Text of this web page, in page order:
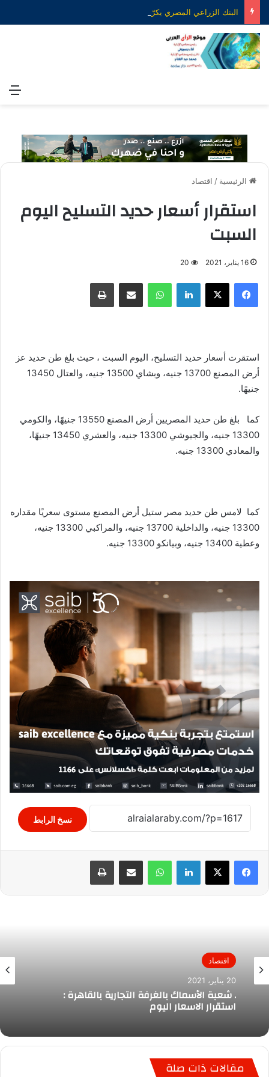
الرئيسية / اقتصاد
استقرار أسعار حديد التسليح اليوم
السبت
16 يناير، 2021 20
فيسبوك X لينكدإن واتساب مشاركة عبر البريد طباعة
استقرت أسعار حديد التسليح، اليوم السبت ، حيث بلغ طن حديد عز
أرض المصنع 13700 جنيه، وبشاي 13500 جنيه، والعتال 13450
جنيهًا.
كما بلغ طن حديد المصريين أرض المصنع 13550 جنيهًا، والكومي
13300 جنيه، والجيوشي 13300 جنيه، والعشري 13450 جنيهًا،
والمعادي 13300 جنيه.
كما لامس طن حديد مصر ستيل أرض المصنع مستوى سعريًا مقداره
13300 جنيه، والداخلية 13700 جنيه، والمراكبي 13300 جنيه،
وعطية 13400 جنيه، وبيانكو 13300 جنيه.
نسخ الرابط
لينكدإن واتساب مشاركة عبر البريد طباعة
اقتصاد
20 يناير، 2021
. شعبة الأسماك بالغرفة التجارية بالقاهرة :
استقرار الاسعار اليوم
مقالات ذات صلة